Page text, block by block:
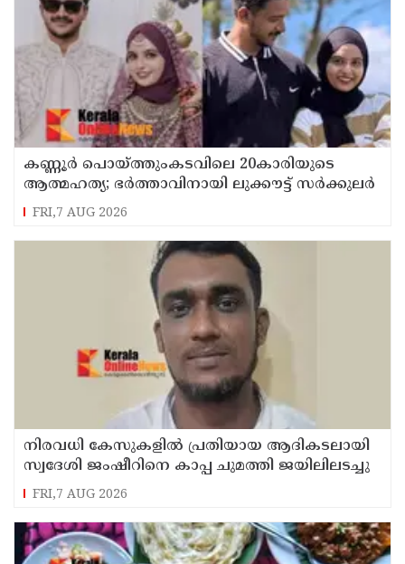
കണ്ണൂർ പൊയ്ത്തുംകടവിലെ 20കാരിയുടെ
ആത്മഹത്യ; ഭർത്താവിനായി ലുക്കൗട്ട് സർക്കുലർ
FRI,7 AUG 2026
നിരവധി കേസുകളിൽ പ്രതിയായ ആദികടലായി
സ്വദേശി ജംഷീറിനെ കാപ്പ ചുമത്തി ജയിലിലടച്ചു
FRI,7 AUG 2026